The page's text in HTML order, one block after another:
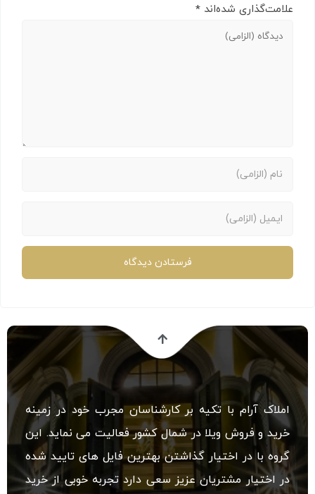
علامت‌گذاری شده‌اند *
املاک آرام با تکیه بر کارشناسان مجرب خود در زمینه
خرید و فروش ویلا در شمال کشور فعالیت می نماید. این
گروه با در اختیار گذاشتن بهترین فایل های تایید شده
در اختیار مشتریان عزیز سعی دارد تجربه خوبی از خرید